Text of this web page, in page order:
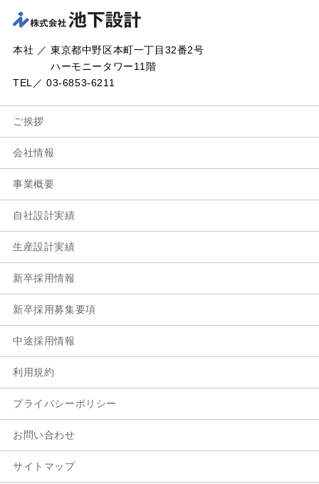
本社 ／ 東京都中野区本町一丁目32番2号
ハーモニータワー11階
TEL／ 03-6853-6211
ご挨拶
会社情報
事業概要
自社設計実績
生産設計実績
新卒採用情報
新卒採用募集要項
中途採用情報
利用規約
プライバシーポリシー
お問い合わせ
サイトマップ